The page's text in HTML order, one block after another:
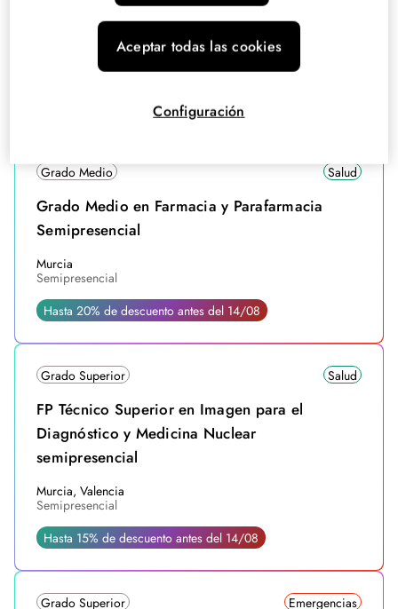
Enfermería Semipresencial
Murcia, Valencia
Semipresencial
Hasta 35% de descuento antes del 14/08
Grado Medio Salud
Grado Medio en Farmacia y Parafarmacia
Semipresencial
Murcia
Semipresencial
Hasta 20% de descuento antes del 14/08
Grado Superior Salud
FP Técnico Superior en Imagen para el
Diagnóstico y Medicina Nuclear
semipresencial
Murcia, Valencia
Semipresencial
Hasta 15% de descuento antes del 14/08
Grado Superior Emergencias
Aceptar todas las cookies
Configuración